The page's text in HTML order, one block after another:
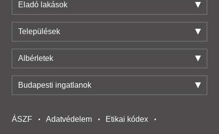
Eladó lakások
Települések
Albérletek
Budapesti ingatlanok
ÁSZF Adatvédelem Etikai kódex